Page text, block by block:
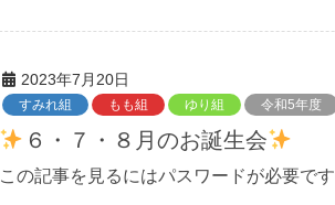
2023年7月20日
すみれ組 もも組 ゆり組 令和5年度
６・７・８月のお誕生会
この記事を見るにはパスワードが必要です